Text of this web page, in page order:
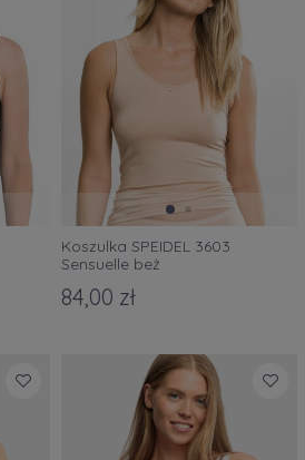
Koszulka SPEIDEL 3603
Sensuelle beż
84,00 zł